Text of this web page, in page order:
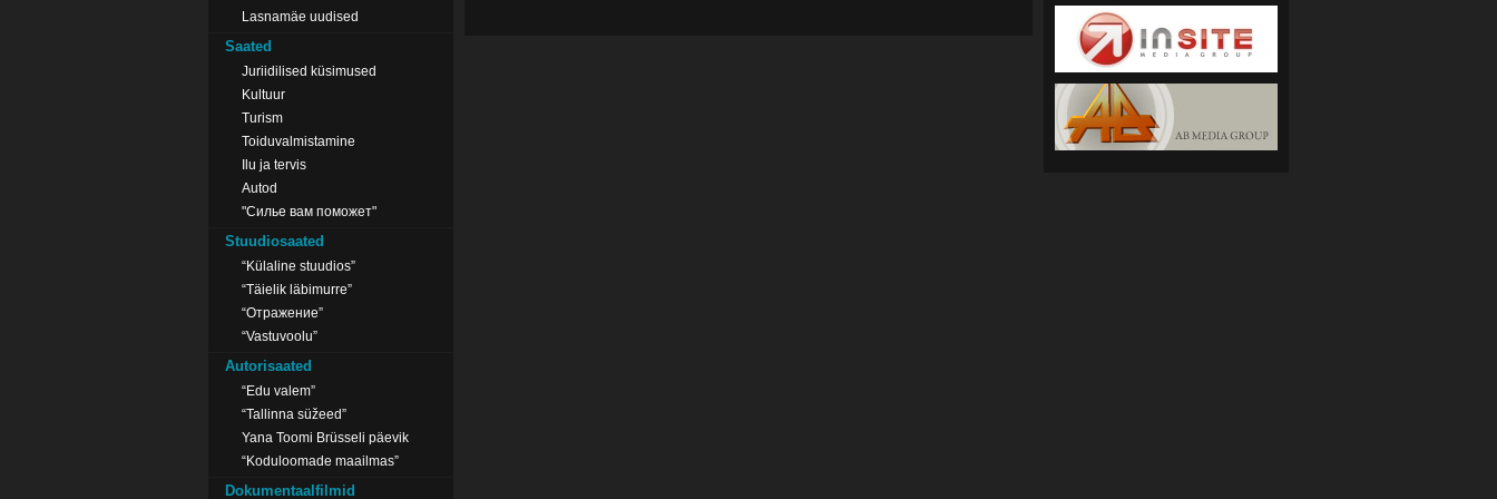
Lasnamäe uudised
Saated
Juriidilised küsimused
Kultuur
Turism
Toiduvalmistamine
Ilu ja tervis
Autod
"Силье вам поможет"
Stuudiosaated
“Külaline stuudios”
“Täielik läbimurre”
“Отражение”
“Vastuvoolu”
Autorisaated
“Edu valem”
“Tallinna süžeed”
Yana Toomi Brüsseli päevik
“Koduloomade maailmas”
Dokumentaalfilmid